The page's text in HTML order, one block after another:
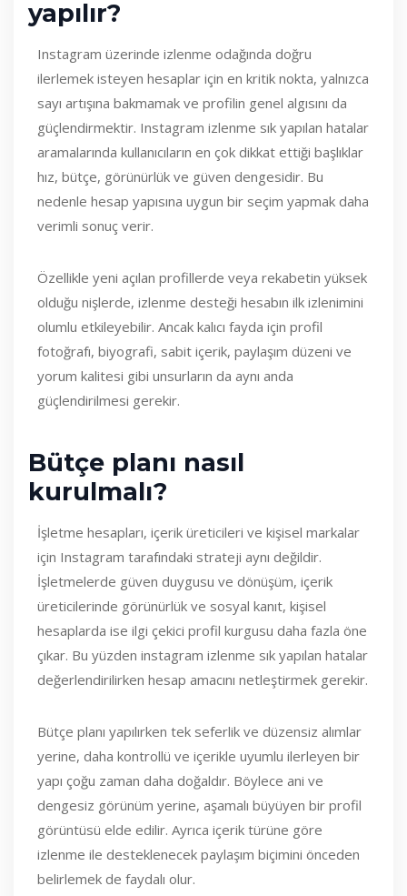
yapılır?
Instagram üzerinde izlenme odağında doğru
ilerlemek isteyen hesaplar için en kritik nokta, yalnızca
sayı artışına bakmamak ve profilin genel algısını da
güçlendirmektir. Instagram izlenme sık yapılan hatalar
aramalarında kullanıcıların en çok dikkat ettiği başlıklar
hız, bütçe, görünürlük ve güven dengesidir. Bu
nedenle hesap yapısına uygun bir seçim yapmak daha
verimli sonuç verir.
Özellikle yeni açılan profillerde veya rekabetin yüksek
olduğu nişlerde, izlenme desteği hesabın ilk izlenimini
olumlu etkileyebilir. Ancak kalıcı fayda için profil
fotoğrafı, biyografi, sabit içerik, paylaşım düzeni ve
yorum kalitesi gibi unsurların da aynı anda
güçlendirilmesi gerekir.
Bütçe planı nasıl
kurulmalı?
İşletme hesapları, içerik üreticileri ve kişisel markalar
için Instagram tarafındaki strateji aynı değildir.
İşletmelerde güven duygusu ve dönüşüm, içerik
üreticilerinde görünürlük ve sosyal kanıt, kişisel
hesaplarda ise ilgi çekici profil kurgusu daha fazla öne
çıkar. Bu yüzden instagram izlenme sık yapılan hatalar
değerlendirilirken hesap amacını netleştirmek gerekir.
Bütçe planı yapılırken tek seferlik ve düzensiz alımlar
yerine, daha kontrollü ve içerikle uyumlu ilerleyen bir
yapı çoğu zaman daha doğaldır. Böylece ani ve
dengesiz görünüm yerine, aşamalı büyüyen bir profil
görüntüsü elde edilir. Ayrıca içerik türüne göre
izlenme ile desteklenecek paylaşım biçimini önceden
belirlemek de faydalı olur.